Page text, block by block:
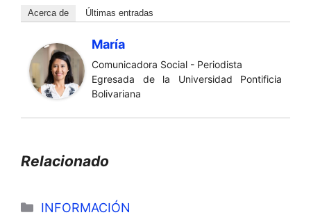
Acerca de Últimas entradas
María
Comunicadora Social - Periodista
Egresada de la Universidad Pontificia
Bolivariana
Relacionado
Categorías
INFORMACIÓN